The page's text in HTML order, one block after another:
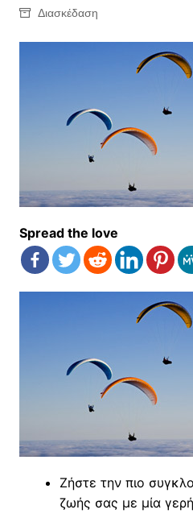
Διασκέδαση
Spread the love
Ζήστε την πιο
ζωής σας με μία